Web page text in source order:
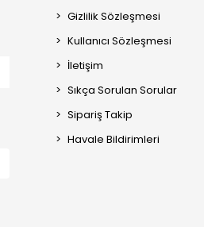
Gizlilik Sözleşmesi
Kullanıcı Sözleşmesi
İletişim
Sıkça Sorulan Sorular
Sipariş Takip
Havale Bildirimleri